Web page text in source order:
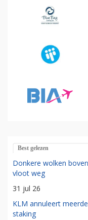
Best gelezen
Donkere wolken
vloot weg
31 jul 26
KLM annuleert
staking